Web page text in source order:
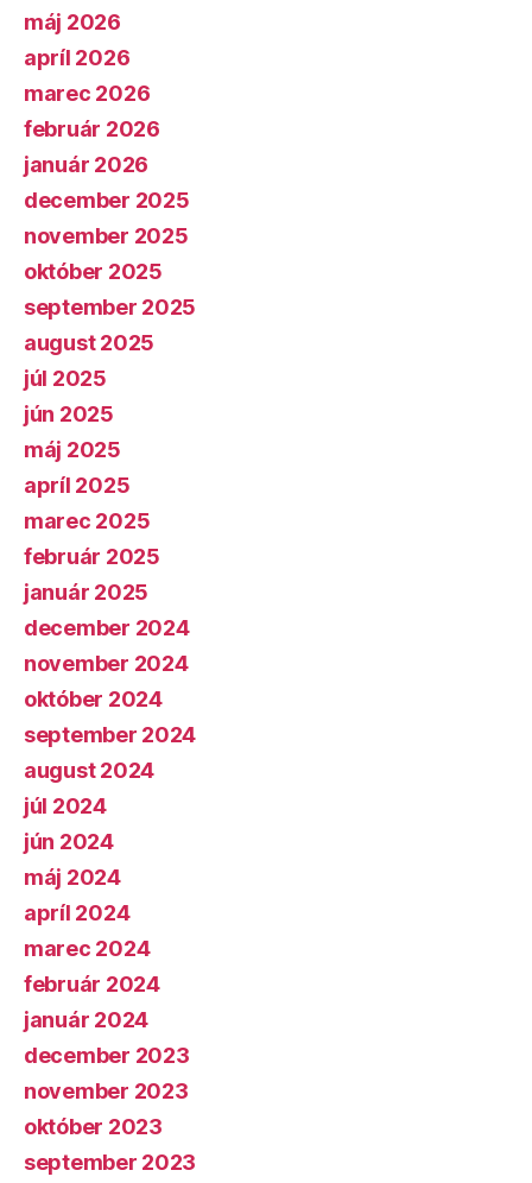
máj 2026
apríl 2026
marec 2026
február 2026
január 2026
december 2025
november 2025
október 2025
september 2025
august 2025
júl 2025
jún 2025
máj 2025
apríl 2025
marec 2025
február 2025
január 2025
december 2024
november 2024
október 2024
september 2024
august 2024
júl 2024
jún 2024
máj 2024
apríl 2024
marec 2024
február 2024
január 2024
december 2023
november 2023
október 2023
september 2023